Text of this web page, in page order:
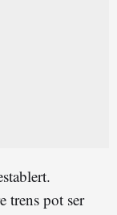
trens pot ser